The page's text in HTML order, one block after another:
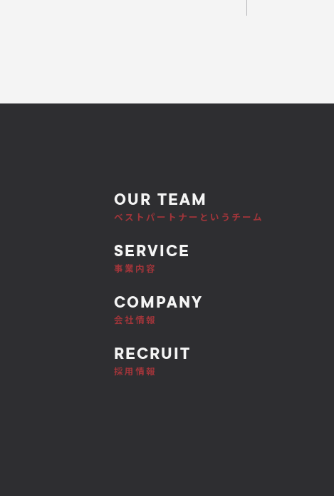
OUR TEAM
ベストパートナーというチーム
SERVICE
事業内容
COMPANY
会社情報
RECRUIT
採用情報